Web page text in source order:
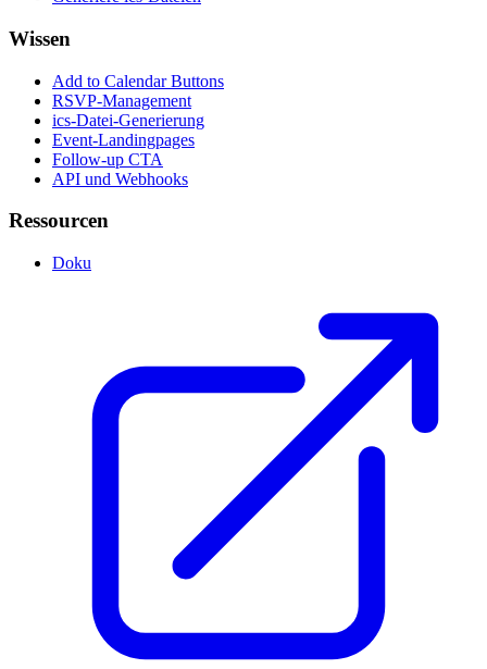
Wissen
Add to Calendar Buttons
RSVP-Management
ics-Datei-Generierung
Event-Landingpages
Follow-up CTA
API und Webhooks
Ressourcen
Doku